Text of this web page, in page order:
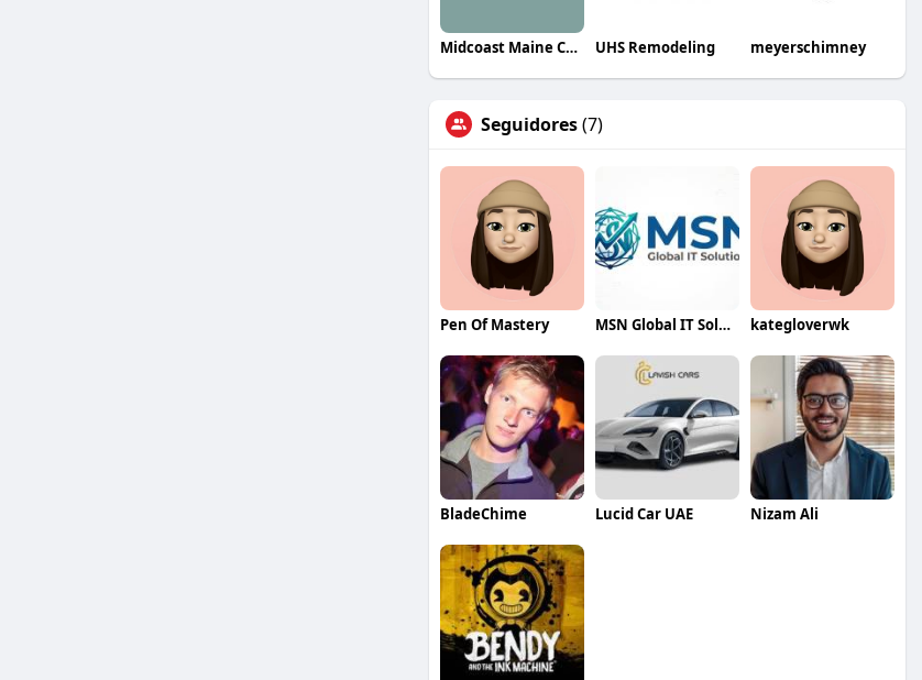
Midcoast Maine Coons n Doodles UHS Remodeling meyerschimney
Seguidores(7)
Pen Of Mastery MSN Global IT Solutions kategloverwk
BladeChime Lucid Car UAE Nizam Ali